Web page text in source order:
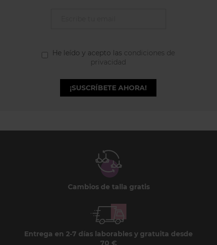
He leído y acepto las condiciones de
privacidad
¡SUSCRÍBETE AHORA!
Cambios de talla gratis
Entrega en 2-7 días laborables y gratuita desde
70 €